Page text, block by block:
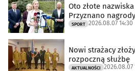
Oto złote
Przyznano
SPORT 2026.08.07 14:30
Nowi strażacy
rozpoczną służbę
AKTUALNOŚCI 2026.08.07